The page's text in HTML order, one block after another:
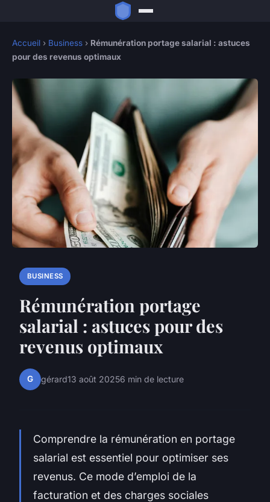
Accueil › Business › Rémunération portage salarial : astuces
pour des revenus optimaux
BUSINESS
Rémunération portage
salarial : astuces pour des
revenus optimaux
G gérard13 août 20256 min de lecture
Comprendre la rémunération en portage
salarial est essentiel pour optimiser ses
revenus. Ce mode d’emploi de la
facturation et des charges sociales